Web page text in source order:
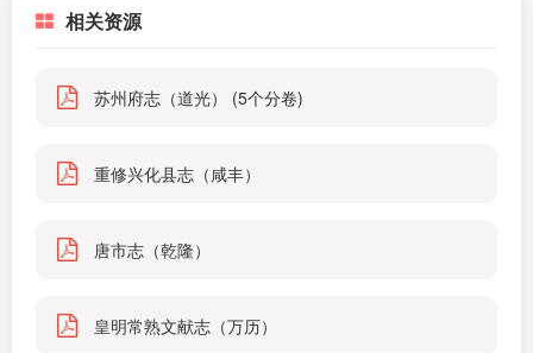
相关资源
苏州府志（道光） (5个分卷)
重修兴化县志（咸丰）
唐市志（乾隆）
皇明常熟文献志（万历）